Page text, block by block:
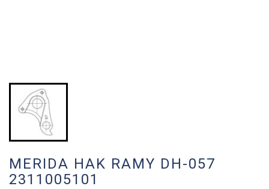
MERIDA HAK RAMY DH-057
2311005101